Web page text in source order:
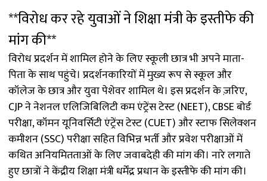
**विरोध कर रहे युवाओं ने शिक्षा मंत्री के इस्तीफे की
मांग की**
विरोध प्रदर्शन में शामिल होने के लिए स्कूली छात्र भी अपने माता-
पिता के साथ पहुंचे। प्रदर्शनकारियों में मुख्य रूप से स्कूल और
कॉलेज के छात्र और युवा पेशेवर शामिल थे। इस प्रदर्शन के ज़रिए,
CJP ने नेशनल एलिजिबिलिटी कम एंट्रेंस टेस्ट (NEET), CBSE बोर्ड
परीक्षा, कॉमन यूनिवर्सिटी एंट्रेंस टेस्ट (CUET) और स्टाफ सिलेक्शन
कमीशन (SSC) परीक्षा सहित विभिन्न भर्ती और प्रवेश परीक्षाओं में
कथित अनियमितताओं के लिए जवाबदेही की मांग की। नारे लगाते
हुए छात्रों ने केंद्रीय शिक्षा मंत्री धर्मेंद्र प्रधान के इस्तीफे की मांग की।